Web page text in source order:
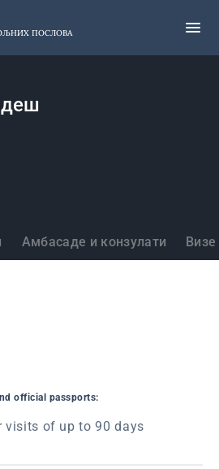
ПОСЛОВА
Амбасаде и конзулати
official passports:
visits of up to 90 days